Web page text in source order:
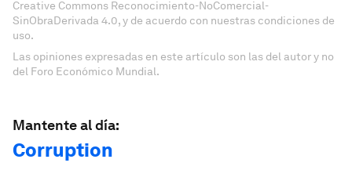
Creative Commons Reconocimiento-NoComercial-
SinObraDerivada 4.0, y de acuerdo con nuestras condiciones de
uso.
Las opiniones expresadas en este artículo son las del autor y no
del Foro Económico Mundial.
Mantente al día:
Corruption